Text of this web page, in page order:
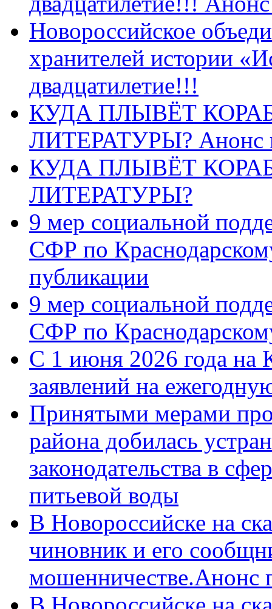
Новороссийское
хранителей истории
двадцатилетие!!!
КУДА ПЛЫВЁТ
ЛИТЕРАТУРЫ? Анонс
КУДА ПЛЫВЁТ
ЛИТЕРАТУРЫ?
9 мер социальной
СФР по
публикации
9 мер социальной
СФР по
С 1 июня 2026 года на
заявлений на
Принятыми мерами
района добилась
законодательства в
питьевой воды
В Новороссийске на
чиновник и его
мошенничестве.Анонс